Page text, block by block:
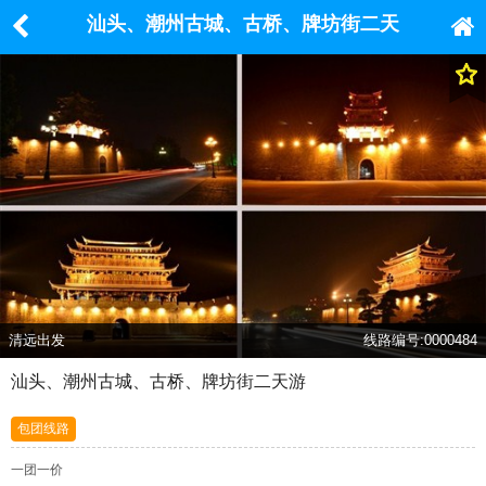
汕头、潮州古城、古桥、牌坊街二天
清远出发 线路编号:0000484
汕头、潮州古城、古桥、牌坊街二天游
包团线路
一团一价